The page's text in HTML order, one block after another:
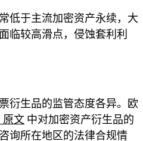
低于主流加密资产永续，大
临较高滑点，侵蚀套利利
衍生品的监管态度各异。欧
原文 中对加密资产衍生品的
询所在地区的法律合规情